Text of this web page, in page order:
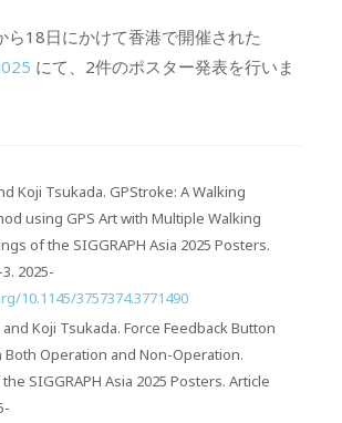
18日にかけて香港で開催された
にて、2件のポスター発表を行いま
Koji Tsukada. GPStroke: A Walking
using GPS Art with Multiple Walking
of the SIGGRAPH Asia 2025 Posters.
2025-
10.1145/3757374.3771490
Koji Tsukada. Force Feedback Button
Both Operation and Non-Operation.
SIGGRAPH Asia 2025 Posters. Article